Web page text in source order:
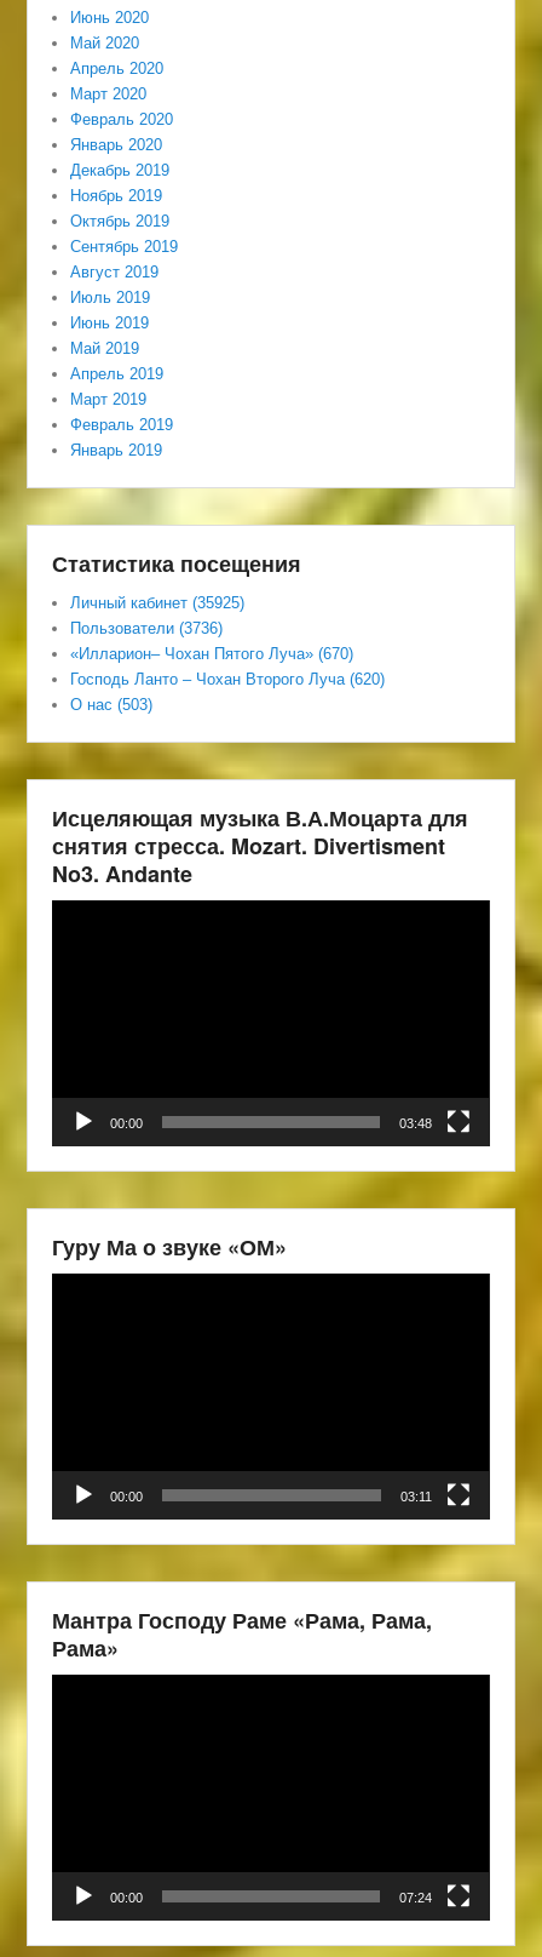
Июнь 2020
Май 2020
Апрель 2020
Март 2020
Февраль 2020
Январь 2020
Декабрь 2019
Ноябрь 2019
Октябрь 2019
Сентябрь 2019
Август 2019
Июль 2019
Июнь 2019
Май 2019
Апрель 2019
Март 2019
Февраль 2019
Январь 2019
Статистика посещения
Личный кабинет (35925)
Пользователи (3736)
«Илларион– Чохан Пятого Луча» (670)
Господь Ланто – Чохан Второго Луча (620)
О нас (503)
Исцеляющая музыка В.А.Моцарта для
снятия стресса. Mozart. Divertisment
No3. Andante
00:00 03:48
Гуру Ма о звуке «ОМ»
00:00 03:11
Мантра Господу Раме «Рама, Рама,
Рама»
00:00 07:24